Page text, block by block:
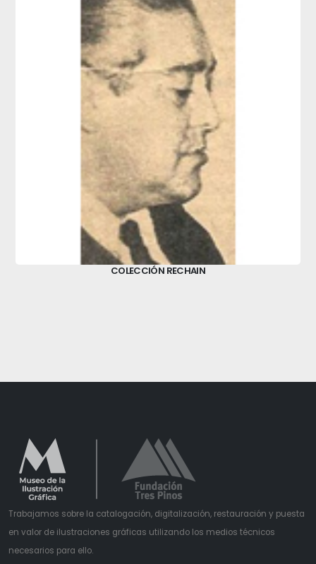
COLECCIÓN RECHAIN
Trabajamos sobre la catalogación, digitalización, restauración y puesta
en valor de ilustraciones gráficas utilizando los medios técnicos
necesarios para ello.